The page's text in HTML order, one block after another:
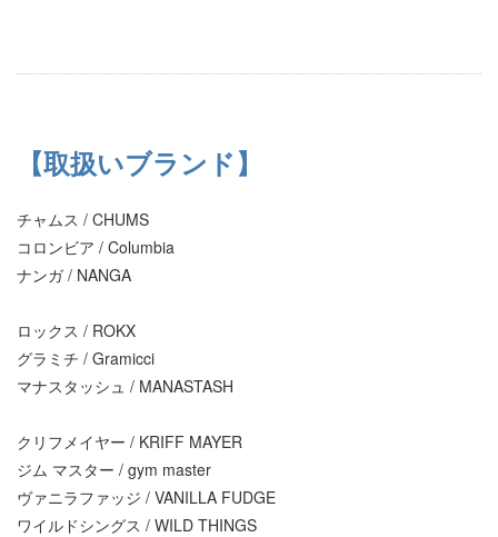
【取扱いブランド】
チャムス / CHUMS
コロンビア / Columbia
ナンガ / NANGA
ロックス / ROKX
グラミチ / Gramicci
マナスタッシュ / MANASTASH
クリフメイヤー / KRIFF MAYER
ジム マスター / gym master
ヴァニラファッジ / VANILLA FUDGE
ワイルドシングス / WILD THINGS